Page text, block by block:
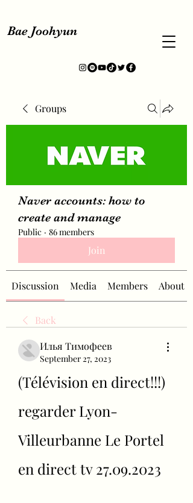
Bae Joohyun
Groups
Naver accounts: how to
create and manage
Public · 86 members
Join
Discussion Media Members About
Back
Илья Тимофеев
September 27, 2023
(Télévision en direct!!!)
regarder Lyon-
Villeurbanne Le Portel
en direct tv 27.09.2023